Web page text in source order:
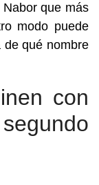
que más
modo puede
de qué nombre
con